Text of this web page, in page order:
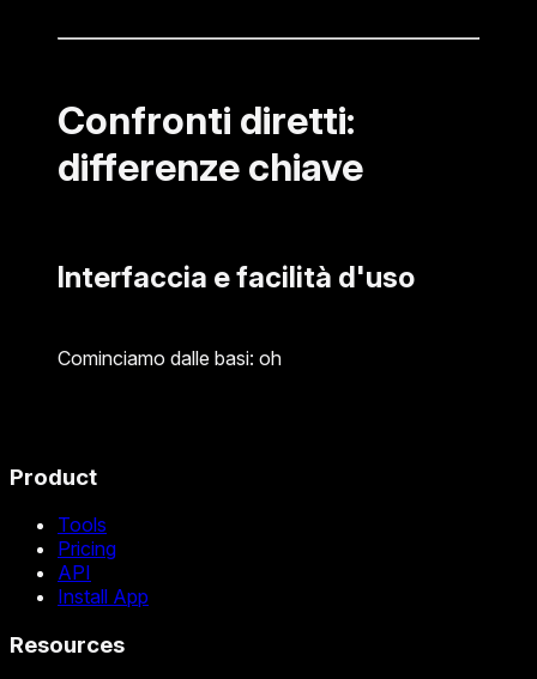
Confronti diretti:
differenze chiave
Interfaccia e facilità d'uso
Cominciamo dalle basi: oh
Product
Tools
Pricing
API
Install App
Resources